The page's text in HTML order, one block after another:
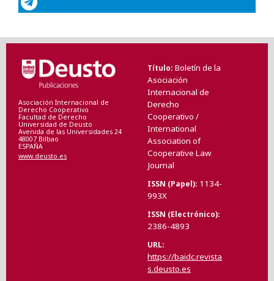
Asociación Internacional de
Derecho Cooperativo
Facultad de Derecho
Universidad de Deusto
Avenida de las Universidades 24
48007 Bilbao
ESPAÑA
www.deusto.es
Título Boletín de la
Asociación
Internacional de
Derecho
Cooperativo /
International
Association of
Cooperative Law
Journal
ISSN (Papel) 1134-
993X
ISSN (Electrónico)
2386-4893
URL
https://baidc.revista
s.deusto.es